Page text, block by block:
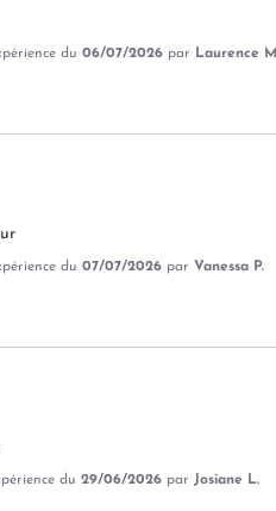
du 06/07/2026 par Laurence
du 07/07/2026 par Vanessa P.
du 29/06/2026 par Josiane L.